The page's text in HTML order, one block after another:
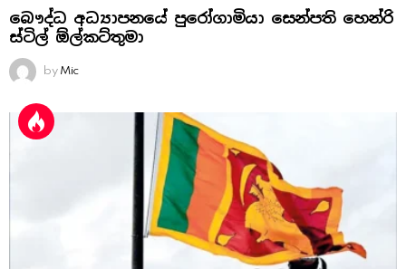
බෞද්ධ අධ්‍යාපනයේ පුරෝගාමියා සෙන්පති හෙන්රි
ස්‌ටිල් ඕල්කට්‌තුමා
by Mic